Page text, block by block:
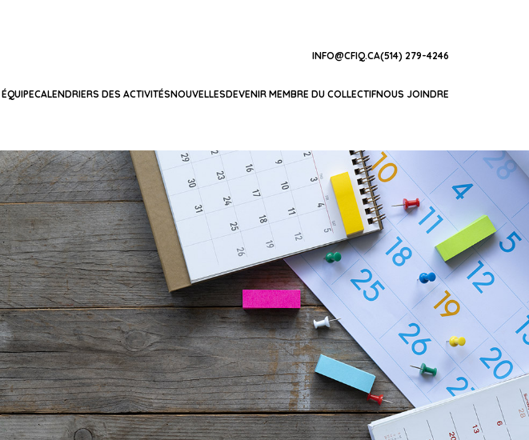
INFO@CFIQ.CA(514) 279-4246
CALENDRIERS DES ACTIVITÉSNOUVELLESDEVENIR MEMBRE DU COLLECTIFNOUS JOINDRE